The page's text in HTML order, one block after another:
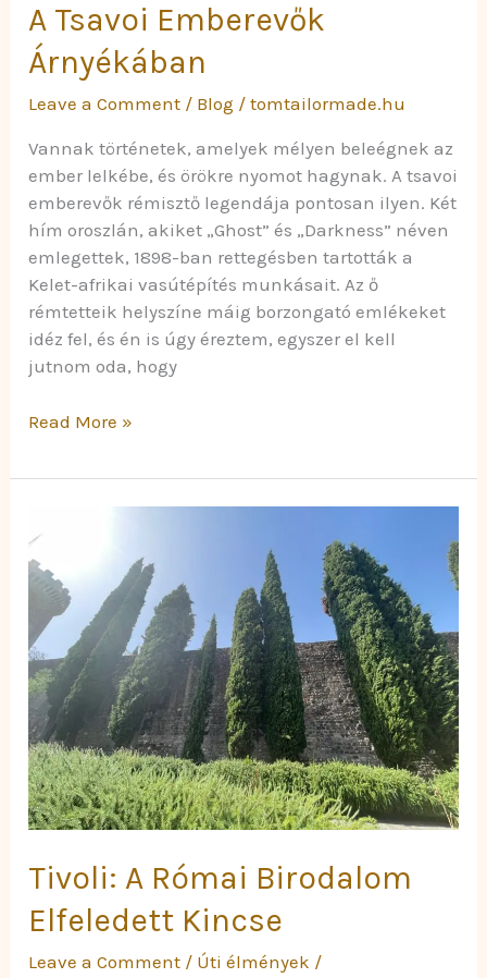
A Tsavoi Emberevők
Árnyékában
Leave a Comment / Blog /tomtailormade.hu
Vannak történetek, amelyek mélyen beleégnek az
ember lelkébe, és örökre nyomot hagynak. A tsavoi
emberevők rémisztő legendája pontosan ilyen. Két
hím oroszlán, akiket „Ghost” és „Darkness” néven
emlegettek, 1898-ban rettegésben tartották a
Kelet-afrikai vasútépítés munkásait. Az ő
rémtetteik helyszíne máig borzongató emlékeket
idéz fel, és én is úgy éreztem, egyszer el kell
jutnom oda, hogy
Read More »
Tivoli: A Római Birodalom
Elfeledett Kincse
Leave a Comment / Úti élmények /
A
Római
Birodalom
Elfeledett
Kincse